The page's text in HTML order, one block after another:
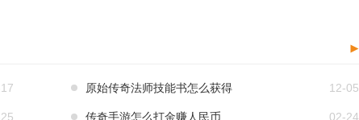
原始传奇法师技能书怎么获得 12-05
传奇手游怎么打金赚人民币 02-24